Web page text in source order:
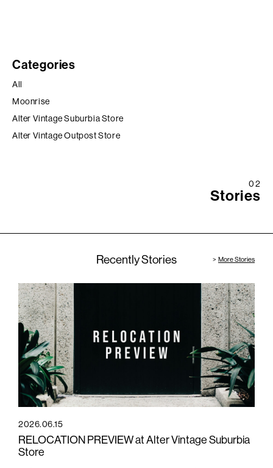
02
Stories
Categories
All
Moonrise
Alter Vintage Suburbia Store
Alter Vintage Outpost Store
Recently Stories More Stories
2026.06.15
RELOCATION PREVIEW at Alter Vintage Suburbia
Store